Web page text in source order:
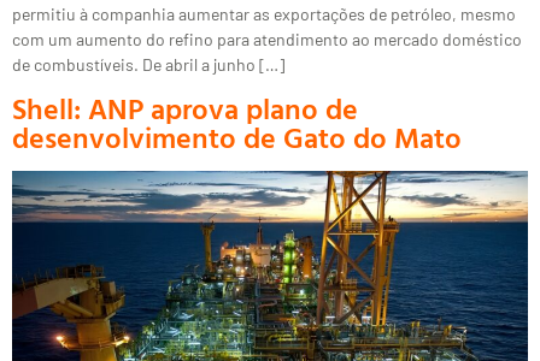
permitiu à companhia aumentar as exportações de petróleo, mesmo
com um aumento do refino para atendimento ao mercado doméstico
de combustíveis. De abril a junho […]
Shell: ANP aprova plano de
desenvolvimento de Gato do Mato